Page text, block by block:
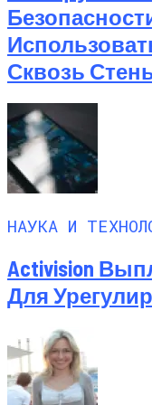
Сквозь
НАУКА И
Activision
Для